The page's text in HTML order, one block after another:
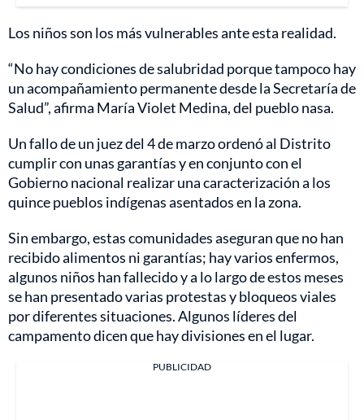
Los niños son los más vulnerables ante esta realidad.
“No hay condiciones de salubridad porque tampoco hay
un acompañamiento permanente desde la Secretaría de
Salud”, afirma María Violet Medina, del pueblo nasa.
Un fallo de un juez del 4 de marzo ordenó al Distrito
cumplir con unas garantías y en conjunto con el
Gobierno nacional realizar una caracterización a los
quince pueblos indígenas asentados en la zona.
Sin embargo, estas comunidades aseguran que no han
recibido alimentos ni garantías; hay varios enfermos,
algunos niños han fallecido y a lo largo de estos meses
se han presentado varias protestas y bloqueos viales
por diferentes situaciones. Algunos líderes del
campamento dicen que hay divisiones en el lugar.
PUBLICIDAD